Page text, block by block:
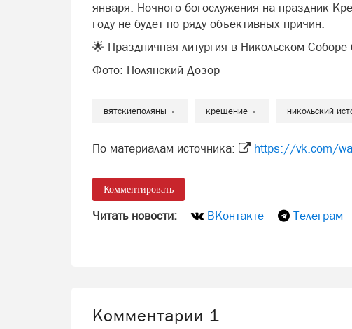
января. Ночного богослужения на праздник
году не будет по ряду объективных причин.
🌟 Праздничная литургия в Никольском
Фото: Полянский Дозор
вятскиеполяны крещение никольский
По материалам источника: https://vk.com/
Комментировать
Читать новости: ВКонтакте Телеграм
Комментарии 1